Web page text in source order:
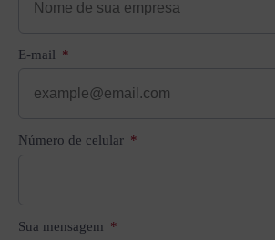
E-mail
Número de celular
Sua mensagem